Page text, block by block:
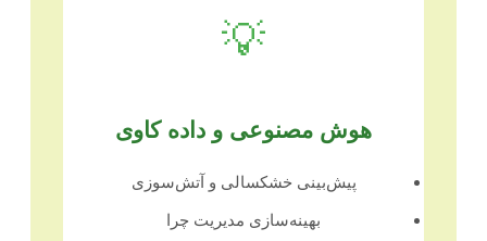
💡
هوش مصنوعی و داده کاوی
پیش‌بینی خشکسالی و آتش‌سوزی
بهینه‌سازی مدیریت چرا